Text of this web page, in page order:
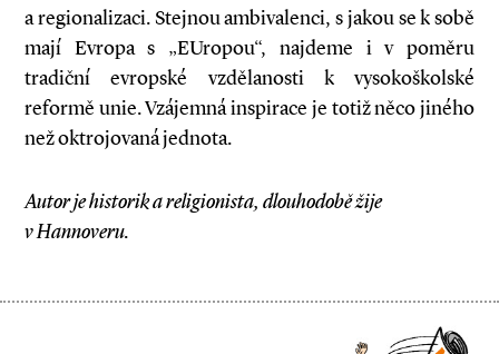
a regionalizaci. Stejnou ambivalenci, s jakou se k sobě
mají Evropa s „EUropou“, najdeme i v poměru
tradiční evropské vzdělanosti k vysokoškolské
reformě unie. Vzájemná inspirace je totiž něco jiného
než oktrojovaná jednota.
Autor je historik a religionista, dlouhodobě žije
v Hannoveru.